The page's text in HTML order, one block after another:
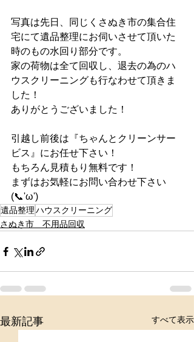
写真は先日、同じくさぬき市の集合住
宅にて遺品整理にお伺いさせて頂いた
時のもの水回り部分です。
家の荷物は全て回収し、退去の為のハ
ウスクリーニングも行なわせて頂きま
した！
ありがとうございました！
引越し前後は『ちゃんとクリーンサー
ビス』にお任せ下さい！
もちろん見積もり無料です！
まずはお気軽にお問い合わせ下さい
(📞'ω')
遺品整理ハウスクリーニング
さぬき市 不用品回収
最新記事 すべて表示